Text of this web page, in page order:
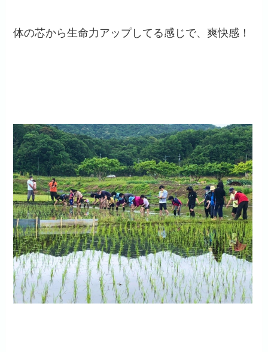
体の芯から生命力アップしてる感じで、爽快感！